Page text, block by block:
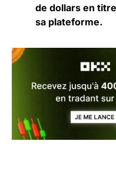
de dollars en
sa plateforme.